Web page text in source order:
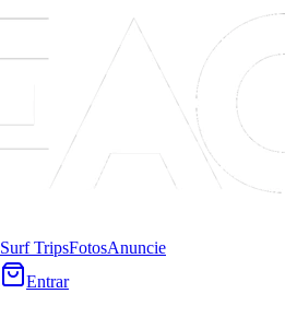
Surf TripsFotosAnuncie
Entrar